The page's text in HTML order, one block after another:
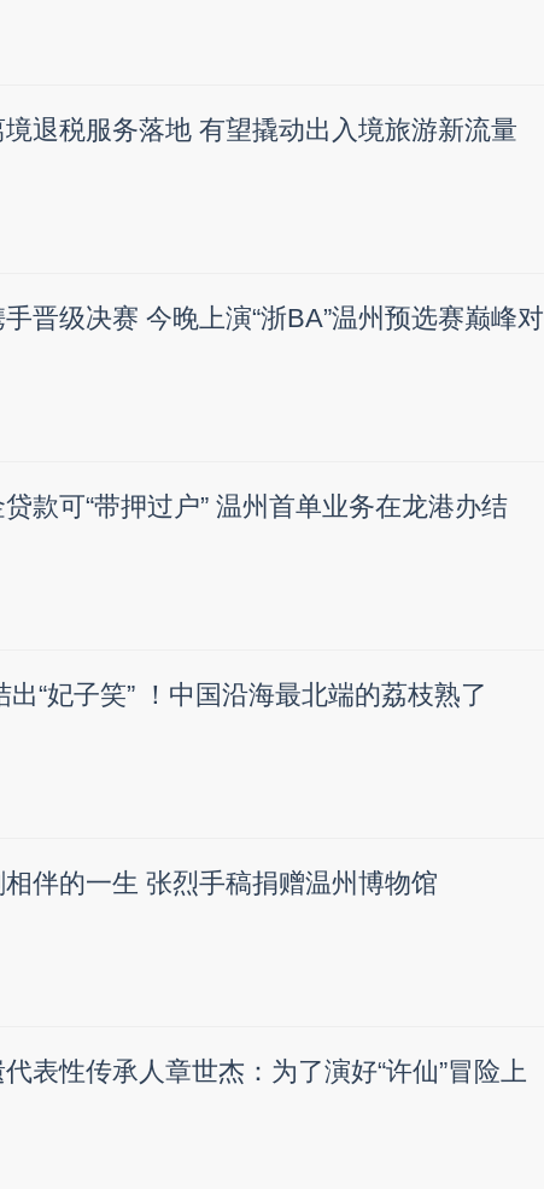
退税服务落地 有望撬动出入境旅游新流量
晋级决赛 今晚上演“浙BA”温州预选赛巅峰对
款可“带押过户” 温州首单业务在龙港办结
出“妃子笑” ！中国沿海最北端的荔枝熟了
相伴的一生 张烈手稿捐赠温州博物馆
表性传承人章世杰：为了演好“许仙”冒险上